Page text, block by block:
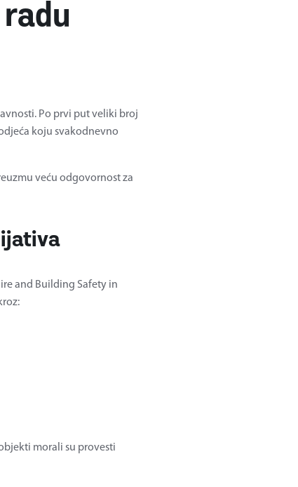
Po prvi put veliki broj
koju svakodnevno
veću odgovornost za
and Building Safety in
morali su provesti